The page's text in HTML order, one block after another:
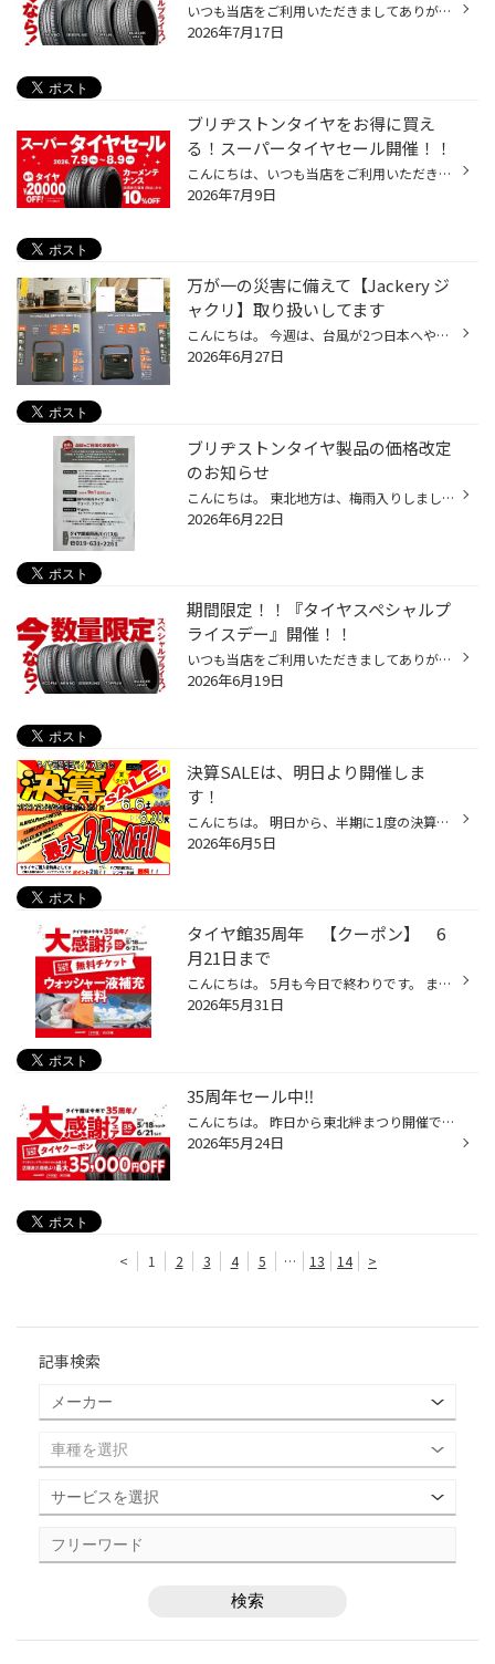
いつも当店をご利用いただきましてありがとうございます。 7/17(金)～7/26(日)まで、コクピット・タイヤ館におきまして、 期間限定！ サイズ限定！！ 数量限定！！！ お得にお買い求めいただける、「タイヤスペシャルプライスデー」がスタートします！ お得なタイヤのご紹介！！ NEWNO 155/65R14 タ...
2026年7月17日
ブリヂストンタイヤをお得に買え
る！スーパータイヤセール開催！！
こんにちは、いつも当店をご利用いただきましてありがとうございます。 コクピット・タイヤ館では、ブリヂストンタイヤをお得に買える！ スーパータイヤセールを7月9日(木)から8月9日(日)まで開催いたします！ ブリヂストンのタイヤを4本ご購入で最大20,000円引き！ タイヤをお得にご購入頂けるチャ...
2026年7月9日
万が一の災害に備えて【Jackery ジ
ャクリ】取り扱いしてます
こんにちは。 今週は、台風が2つ日本へやってきてました。 昨日まで天気が悪かったですが、本日晴天です。 一昨日は、朝に大きな地震がありました。 みなさま、災害の時の備えは、大丈夫ですか？ 今回は、キャンプや屋外での活動が増えてくる行楽シーズンにも大活躍する、 又は、災害時の停電でも活...
2026年6月27日
ブリヂストンタイヤ製品の価格改定
のお知らせ
こんにちは。 東北地方は、梅雨入りしました。 ジメジメ、雨降りの中での運転は、気を使わなきゃならなく気疲れしますね。 6月には、エンジンオイルの値上げもあり、 大変お心苦しいですが、ブリヂストンタイヤ製品の価格改定のお知らせになります。 2026年9月1日(火)より、夏／冬タイヤの価格改定...
2026年6月22日
期間限定！！『タイヤスペシャルプ
ライスデー』開催！！
いつも当店をご利用いただきましてありがとうございます。 6/19(金)～6/28(日)まで、コクピット・タイヤ館におきまして、 期間限定！ サイズ限定！！ 数量限定！！！ お得にお買い求めいただける、「タイヤスペシャルプライスデー」がスタートします！ お得なタイヤのご紹介！！ ワゴンR、N-BOX、タ...
2026年6月19日
決算SALEは、明日より開催しま
す！
こんにちは。 明日から、半期に1度の決算SALE‼️開催します。 6月30日まで。 夏タイヤ、冬タイヤ、どちらもセール対象です。 タイヤが、店頭価格より最大２５%OFF‼️ タイヤお買い上げ特典として、 ハブ防錆、又は、マフラー防錆施工が、無料でついてきます。 メンテナンスカードのポイント2倍‼️ 6月...
2026年6月5日
タイヤ館35周年 【クーポン】 6
月21日まで
こんにちは。 5月も今日で終わりです。 まだ5月なのに、暑い日もあり、また寒かったりして。 6月は、もっと暑くなるのかな。。。 体調崩さないよーに、日頃から気をつけて過ごしましょう。 さて、5月18日から始まった、タイヤ館35周年記念セール。 みなさん、特典のクーポン活用してましたか？ クー...
2026年5月31日
35周年セール中‼️
こんにちは。 昨日から東北絆まつり開催で、街中は、賑わっております。 今日は、天気があまり良くありませんが、お出かけされる場合、お気を付けて❗️ さて、タイヤ館は、多くのお客様に支えられて35周年。 全国各地にタイヤ館があります。 お客様のカーライフのお手伝いをこれからもずっと続けて...
2026年5月24日
< 1 2 3 4 5 … 13 14 >
記事検索